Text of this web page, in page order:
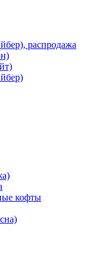
распродажа
кофты